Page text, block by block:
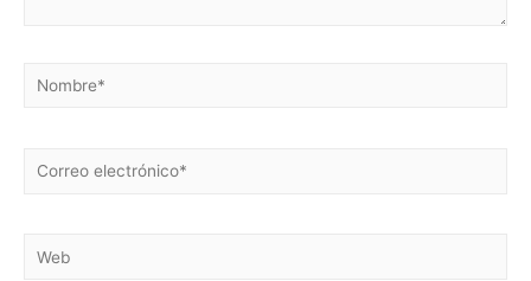
Nombre*
Correo
Web